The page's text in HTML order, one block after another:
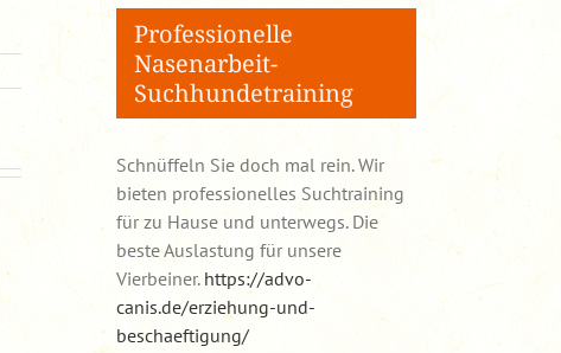
Professionelle
Nasenarbeit-
Suchhundetraining
Schnüffeln Sie doch mal rein. Wir
bieten professionelles Suchtraining
für zu Hause und unterwegs. Die
beste Auslastung für unsere
Vierbeiner. https://advo-
canis.de/erziehung-und-
beschaeftigung/